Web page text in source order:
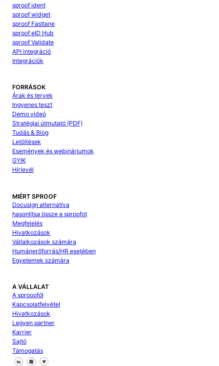
sproof ident
sproof widget
sproof Fastlane
sproof eID Hub
sproof Validate
API integráció
Integrációk
FORRÁSOK
Árak és tervek
Ingyenes teszt
Demo videó
Stratégiai útmutató (PDF)
Tudás & Blog
Letöltések
Események és webináriumok
GYIK
Hírlevél
MIÉRT SPROOF
Docusign alternatíva
hasonlítsa össze a sproofot
Megfelelés
Hivatkozások
Vállalkozások számára
Humánerőforrás/HR esetében
Egyetemek számára
A VÁLLALAT
A sprooofól
Kapcsolatfelvétel
Hivatkozások
Legyen partner
Karrier
Sajtó
Támogatás
Kövessen minket a Facebookon
Kövessen minket az X-en
Kövessen minket a LinkedIn-en